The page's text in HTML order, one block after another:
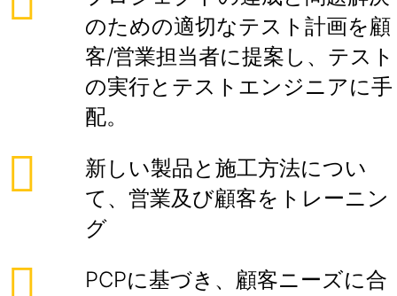
のための適切なテスト計画を顧
客/営業担当者に提案し、テスト
の実行とテストエンジニアに手
配。
新しい製品と施工方法につい
て、営業及び顧客をトレーニン
グ
PCPに基づき、顧客ニーズに合